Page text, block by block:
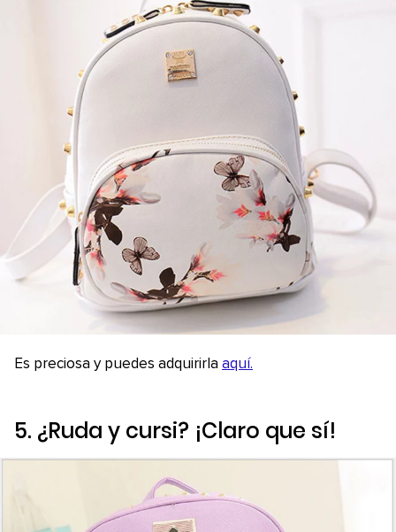
Es preciosa y puedes adquirirla aquí.
5. ¿Ruda y cursi? ¡Claro que sí!